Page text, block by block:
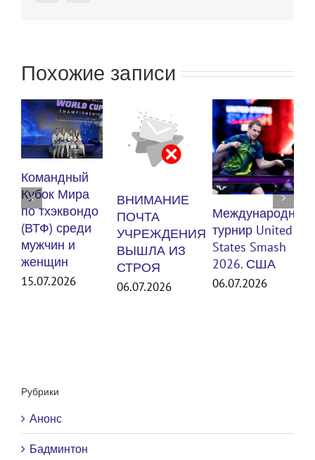
Похожие записи
Командный
Кубок Мира
по тхэквондо
(ВТФ) среди
мужчин и
женщин
15.07.2026
ВНИМАНИЕ
ПОЧТА
УЧРЕЖДЕНИЯ
ВЫШЛА ИЗ
СТРОЯ
06.07.2026
Международный
турнир United
States Smash
2026. США
06.07.2026
Рубрики
Анонс
Бадминтон